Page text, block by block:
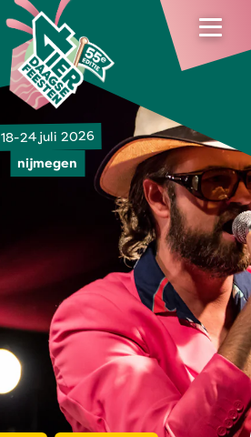
18-24 juli 2026
nijmegen